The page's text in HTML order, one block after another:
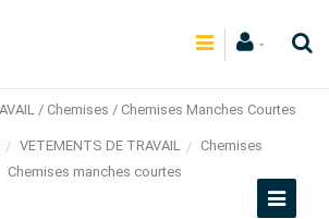
/ Chemises / Chemises Manches Courtes
VETEMENTS DE TRAVAIL
Chemises
Chemises manches courtes